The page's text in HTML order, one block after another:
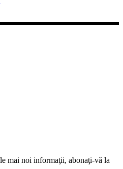
mai noi informaţii, abonaţi-vă la